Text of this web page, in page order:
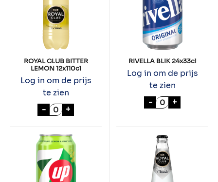
ROYAL CLUB BITTER
LEMON 12x110cl
Log in om de prijs
te zien
- ROYAL CLUB BITTER LEMON 12x110cl
+
RIVELLA BLIK 24x33cl
Log in om de prijs
te zien
- RIVELLA BLIK
+